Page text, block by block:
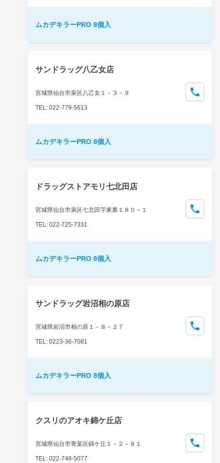
ムカデキラーPRO 8個入
サンドラッグ八乙女店
宮城県仙台市泉区八乙女１－３－９
TEL: 022-779-5613
ムカデキラーPRO 8個入
ドラッグストアモリ七北田店
宮城県仙台市泉区七北田字東裏１８０－１
TEL: 022-725-7331
ムカデキラーPRO 8個入
サンドラッグ岩沼相の原店
宮城県岩沼市相の原１－８－２７
TEL: 0223-36-7081
ムカデキラーPRO 8個入
クスリのアオキ錦ケ丘店
宮城県仙台市青葉区錦ケ丘１－２－８１
TEL: 022-748-5077